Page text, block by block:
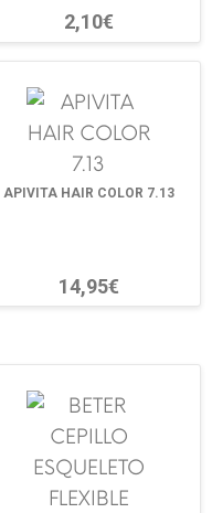
2,10€
APIVITA HAIR COLOR 7.13
14,95€